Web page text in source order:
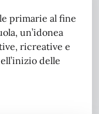
primarie al fine
un’idonea
ricreative e
delle